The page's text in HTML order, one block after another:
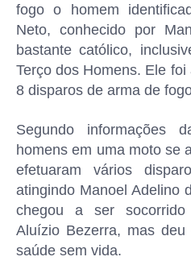
fogo o homem
Neto, conhecido por
bastante católico,
Terço dos Homens. Ele
8 disparos de arma de
Segundo informações
homens em uma moto se
efetuaram vários
atingindo Manoel Adelino
chegou a ser
Aluízio Bezerra, mas
saúde sem vida.